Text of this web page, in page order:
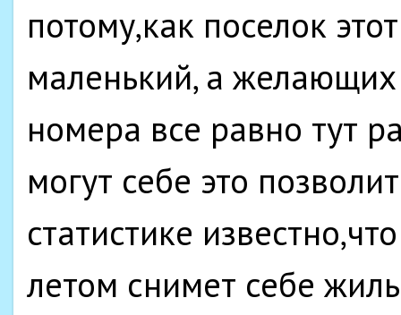
потому,как поселок
маленький, а
номера все равно тут
могут себе это
статистике
летом снимет себе